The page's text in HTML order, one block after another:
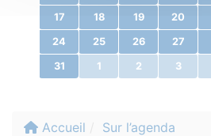
17 18 19 20
24 25 26 27
31 1 2 3
Accueil Sur l’agenda